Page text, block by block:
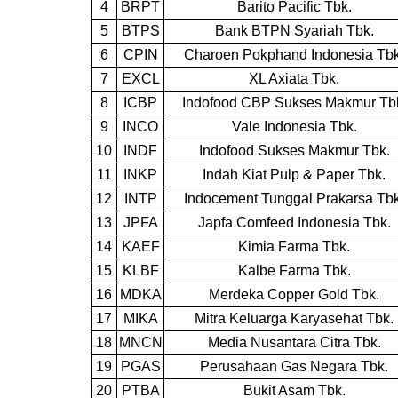
4
BRPT
Barito Pacific Tbk.
5
BTPS
Bank BTPN Syariah Tbk.
6
CPIN
Charoen Pokphand Indonesia
7
EXCL
XL Axiata Tbk.
8
ICBP
Indofood CBP Sukses Makmur
9
INCO
Vale Indonesia Tbk.
10
INDF
Indofood Sukses Makmur Tbk.
11
INKP
Indah Kiat Pulp & Paper Tbk.
12
INTP
Indocement Tunggal Prakarsa
13
JPFA
Japfa Comfeed Indonesia Tbk.
14
KAEF
Kimia Farma Tbk.
15
KLBF
Kalbe Farma Tbk.
16
MDKA
Merdeka Copper Gold Tbk.
17
MIKA
Mitra Keluarga Karyasehat Tbk.
18 MNCN
Media Nusantara Citra Tbk.
19
PGAS
Perusahaan Gas Negara Tbk.
20
PTBA Bukit Asam Tbk.